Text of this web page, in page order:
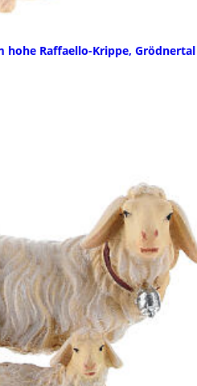
hohe Raffaello-Krippe, Grödnertal